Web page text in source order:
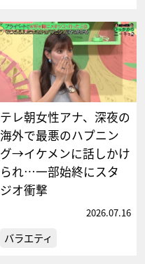
テレ朝女性アナ、深夜の
海外で最悪のハプニン
グ→イケメンに話しかけ
られ…一部始終にスタ
ジオ衝撃
2026.07.16
バラエティ